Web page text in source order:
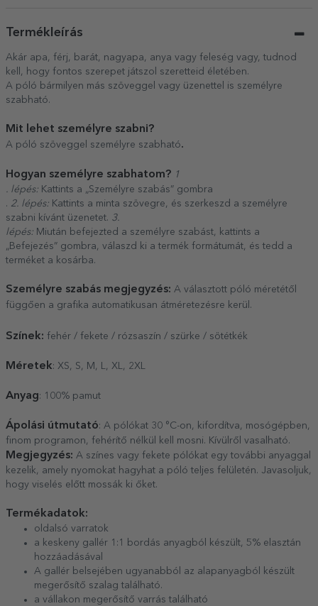
Termékleírás
Akár apa, férj, barát, nagyapa, anya vagy feleség vagy, tudnod
kell, hogy fontos szerepet játszol szeretteid életében.
A póló bármilyen más szöveggel vagy üzenettel is személyre
szabható.
Mit lehet személyre szabni?
A póló szöveggel személyre szabható.
Hogyan személyre szabhatom? 1
. lépés: Kattints a „Személyre szabás” gombra
. 2. lépés: Kattints a minta szövegre, és szerkeszd a személyre
szabni kívánt üzenetet. 3.
lépés: Miután befejezted a személyre szabást, kattints a
„Befejezés” gombra, válaszd ki a termék formátumát, és tedd a
terméket a kosárba.
Személyre szabás megjegyzés: A választott póló méretétől
függően a grafika automatikusan átméretezésre kerül.
Színek: fehér / fekete / rózsaszín / szürke / sötétkék
Méretek: XS, S, M, L, XL, 2XL
Anyag: 100% pamut
Ápolási útmutató: A pólókat 30 °C-on, kifordítva, mosógépben,
finom programon, fehérítő nélkül kell mosni. Kívülről vasalható.
Megjegyzés: A színes vagy fekete pólókat egy további anyaggal
kezelik, amely nyomokat hagyhat a póló teljes felületén. Javasoljuk,
hogy viselés előtt mossák ki őket.
Termékadatok:
oldalsó varratok
a keskeny gallér 1:1 bordás anyagból készült, 5% elasztán
hozzáadásával
A gallér belsejében ugyanabból az alapanyagból készült
megerősítő szalag található.
a vállakon megerősítő varrás található